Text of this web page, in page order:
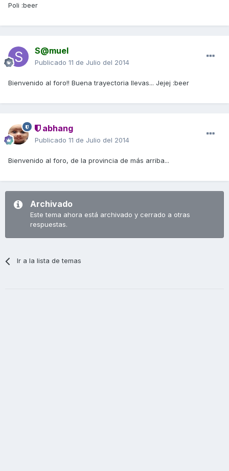
Poli :beer
S@muel
Publicado 11 de Julio del 2014
Bienvenido al foro!! Buena trayectoria llevas... Jejej :beer
abhang
Publicado 11 de Julio del 2014
Bienvenido al foro, de la provincia de más arriba...
Archivado
Este tema ahora está archivado y cerrado a otras
respuestas.
Ir a la lista de temas